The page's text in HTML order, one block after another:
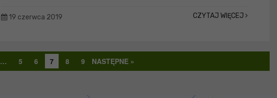
19 czerwca 2019 CZYTAJ WIĘCEJ
… 5 6 7 8 9 NASTĘPNE »